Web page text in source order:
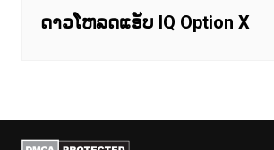
ດາວໂຫລດແອັບ IQ Option X